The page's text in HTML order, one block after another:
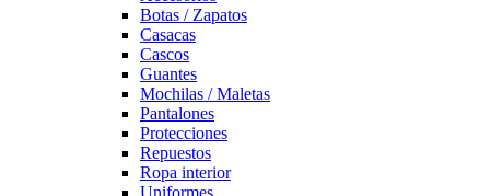
Botas / Zapatos
Casacas
Cascos
Guantes
Mochilas / Maletas
Pantalones
Protecciones
Repuestos
Ropa interior
Uniformes